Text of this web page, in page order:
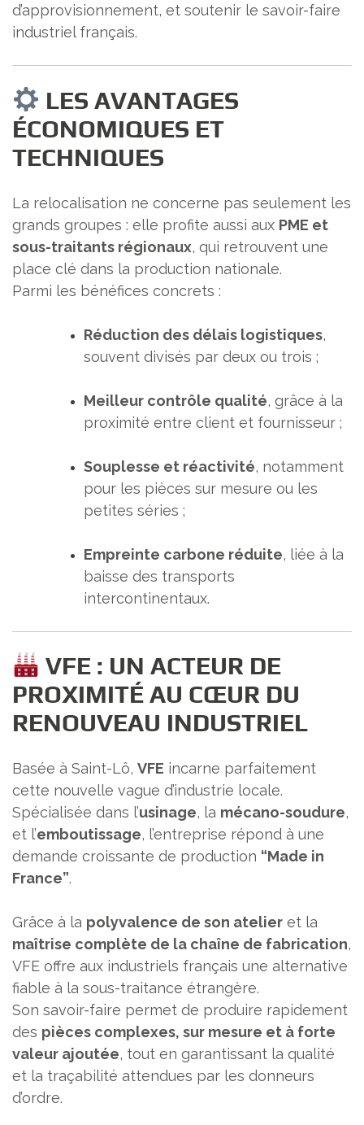
d’approvisionnement, et soutenir le savoir-faire
industriel français.
LES AVANTAGES
ÉCONOMIQUES ET
TECHNIQUES
La relocalisation ne concerne pas seulement les
grands groupes : elle profite aussi aux PME et
sous-traitants régionaux, qui retrouvent une
place clé dans la production nationale.
Parmi les bénéfices concrets :
Réduction des délais logistiques,
souvent divisés par deux ou trois ;
Meilleur contrôle qualité, grâce à la
proximité entre client et fournisseur ;
Souplesse et réactivité, notamment
pour les pièces sur mesure ou les
petites séries ;
Empreinte carbone réduite, liée à la
baisse des transports
intercontinentaux.
VFE : UN ACTEUR DE
PROXIMITÉ AU CŒUR DU
RENOUVEAU INDUSTRIEL
Basée à Saint-Lô, VFE incarne parfaitement
cette nouvelle vague d’industrie locale.
Spécialisée dans l’usinage, la mécano-soudure,
et l’emboutissage, l’entreprise répond à une
demande croissante de production “Made in
France”.
Grâce à la polyvalence de son atelier et la
maîtrise complète de la chaîne de fabrication,
VFE offre aux industriels français une alternative
fiable à la sous-traitance étrangère.
Son savoir-faire permet de produire rapidement
des pièces complexes, sur mesure et à forte
valeur ajoutée, tout en garantissant la qualité
et la traçabilité attendues par les donneurs
d’ordre.